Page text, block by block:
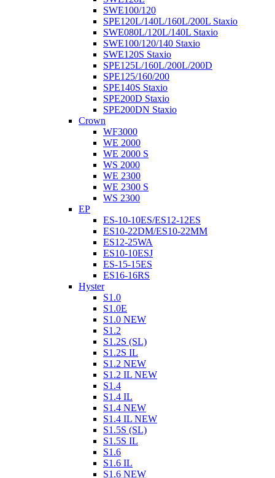
SWE100/120
SPE120L/140L/160L/200L Staxio
SWE080L/120L/140L Staxio
SWE100/120/140 Staxio
SWE120S Staxio
SPE125L/160L/200L/200D
SPE125/160/200
SPE140S Staxio
SPE200D Staxio
SPE200DN Staxio
Crown
WF3000
WE 2000
WE 2000 S
WS 2000
WE 2300
WE 2300 S
WS 2300
EP
ES-10-10ES/ES12-12ES
ES10-22DM/ES10-22MM
ES12-25WA
ES10-10ESJ
ES-15-15ES
ES16-16RS
Hyster
S1.0
S1.0E
S1.0 NEW
S1.2
S1.2S (SL)
S1.2S IL
S1.2 NEW
S1.2 IL NEW
S1.4
S1.4 IL
S1.4 NEW
S1.4 IL NEW
S1.5S (SL)
S1.5S IL
S1.6
S1.6 IL
S1.6 NEW